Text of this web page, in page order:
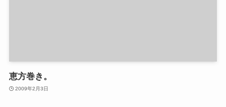
恵方巻き。
2009年2月3日